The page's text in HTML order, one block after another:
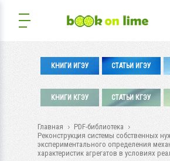
КНИГИ ИГЭУ СТАТЬИ ИГЭУ
КНИГИ КГЭУ СТАТЬИ КГЭУ
Главная
PDF-библиотека
Реконструкция системы собственных
экспериментального определения
характеристик агрегатов в условиях